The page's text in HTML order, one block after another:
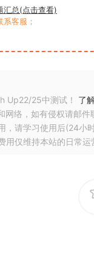
汇总(点击查看)
客服；
Up22/25中测试！ 了
络，如有侵权请邮件
，请学习使用后(24小
仅维持本站的日常运